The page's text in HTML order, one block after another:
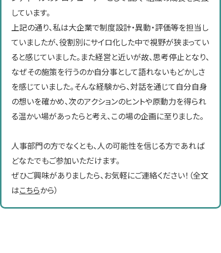
しています。
上記の通り、私は大企業で制度設計・異動・評価等を担当し
ていましたが、役割別にサイロ化した中で視野が狭まってい
ると感じていました。また経営と近いが故、思考停止となり、
なぜその施策を行うのか自分事として語れないもどかしさ
を感じていました。そんな経験から、対話を通じて自分自身
の想いを確かめ、次のアクションのヒントや原動力を得られ
る温かい場があったらと考え、この場の企画に至りました。
人事部門の方でなくとも、人の可能性を信じる方であれば
どなたでもご参加いただけます。
ぜひご興味がありましたら、お気軽にご連絡ください！（全文
はこちらから）